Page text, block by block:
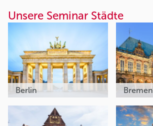
Unsere Seminar Städte
Berlin Bremen